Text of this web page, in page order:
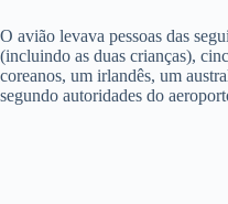
O avião levava pessoas das
(incluindo as duas crianças),
coreanos, um irlandês, um
segundo autoridades do